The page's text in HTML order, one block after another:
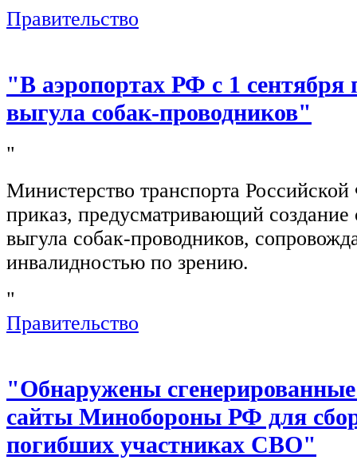
Правительство
"В аэропортах РФ с 1 сентября
выгула собак-проводников"
"
Министерство транспорта
приказ, предусматривающий создание
выгула собак-проводников,
инвалидностью по зрению.
"
Правительство
"Обнаружены
сайты Минобороны РФ для
погибших участниках СВО"